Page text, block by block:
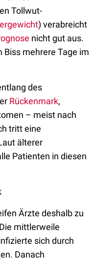
Tollwut-
) verabreicht
nicht gut aus.
Biss mehrere Tage im
des
Rückenmark,
– meist nach
tritt eine
älterer
Patienten in diesen
Ärzte deshalb zu
mittlerweile
sich durch
Danach